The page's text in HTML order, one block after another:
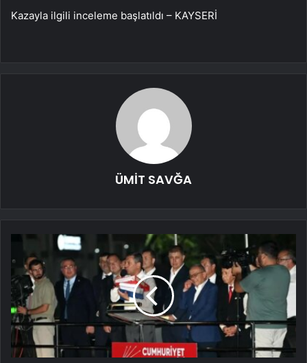
Kazayla ilgili inceleme başlatıldı – KAYSERİ
ÜMİT SAVĞA